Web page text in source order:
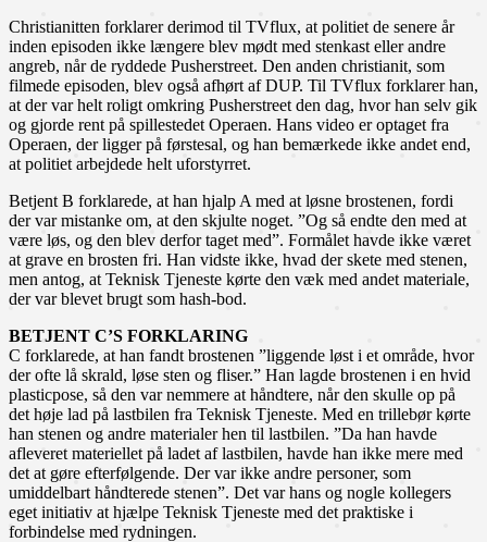
Christianitten forklarer derimod til TVflux, at politiet de senere år
inden episoden ikke længere blev mødt med stenkast eller andre
angreb, når de ryddede Pusherstreet. Den anden christianit, som
filmede episoden, blev også afhørt af DUP. Til TVflux forklarer han,
at der var helt roligt omkring Pusherstreet den dag, hvor han selv gik
og gjorde rent på spillestedet Operaen. Hans video er optaget fra
Operaen, der ligger på førstesal, og han bemærkede ikke andet end,
at politiet arbejdede helt uforstyrret.
Betjent B forklarede, at han hjalp A med at løsne brostenen, fordi
der var mistanke om, at den skjulte noget. ”Og så endte den med at
være løs, og den blev derfor taget med”. Formålet havde ikke været
at grave en brosten fri. Han vidste ikke, hvad der skete med stenen,
men antog, at Teknisk Tjeneste kørte den væk med andet materiale,
der var blevet brugt som hash-bod.
BETJENT C’S FORKLARING
C forklarede, at han fandt brostenen ”liggende løst i et område, hvor
der ofte lå skrald, løse sten og fliser.” Han lagde brostenen i en hvid
plasticpose, så den var nemmere at håndtere, når den skulle op på
det høje lad på lastbilen fra Teknisk Tjeneste. Med en trillebør kørte
han stenen og andre materialer hen til lastbilen. ”Da han havde
afleveret materiellet på ladet af lastbilen, havde han ikke mere med
det at gøre efterfølgende. Der var ikke andre personer, som
umiddelbart håndterede stenen”. Det var hans og nogle kollegers
eget initiativ at hjælpe Teknisk Tjeneste med det praktiske i
forbindelse med rydningen.